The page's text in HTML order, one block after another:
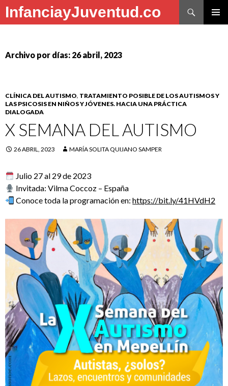
InfanciayJuventud.co
Buscar
Archivo por días: 26 abril, 2023
CLÍNICA DEL AUTISMO, TRATAMIENTO POSIBLE DE LOS AUTISMOS Y
LAS PSICOSIS EN NIÑOS Y JÓVENES. HACIA UNA PRÁCTICA
DIALOGADA
X SEMANA DEL AUTISMO
26 ABRIL, 2023 MARÍA SOLITA QUIJANO SAMPER
Julio 27 al 29 de 2023
Invitada: Vilma Coccoz – España
Conoce toda la programación en:https://bit.ly/41HVdH2